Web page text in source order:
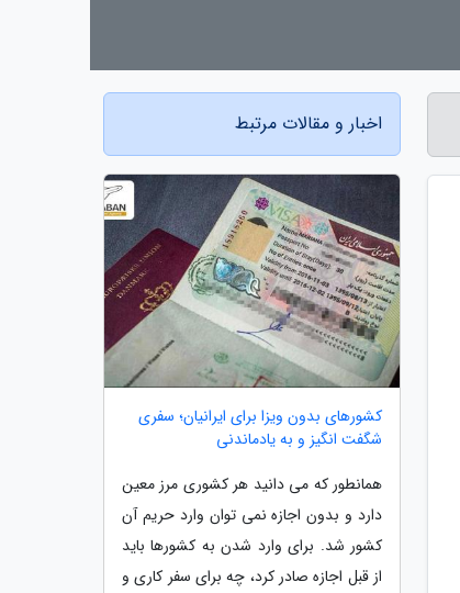
اخبار و مقالات مرتبط
کشورهای بدون ویزا برای ایرانیان؛ سفری
شگفت انگیز و به یادماندنی
همانطور که می دانید هر کشوری مرز معین
دارد و بدون اجازه نمی توان وارد حریم آن
کشور شد. برای وارد شدن به کشورها باید
از قبل اجازه صادر کرد، چه برای سفر کاری و